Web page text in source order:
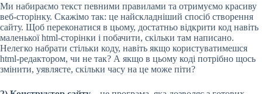
Ми набираємо текст певними правилами та отримуємо красиву
веб-сторінку. Скажімо так: це найскладніший спосіб створення
сайту. Щоб переконатися в цьому, достатньо відкрити код навіть
маленької html-сторінки і побачити, скільки там написано.
Нелегко набрати стільки коду, навіть якщо користуватимешся
html-редактором, чи не так? А якщо в цьому коді потрібно щось
змінити, уявляєте, скільки часу на це може піти?